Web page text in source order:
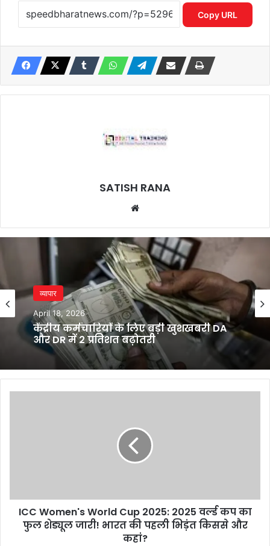
Copy URL
SATISH RANA
व्यापार
April 18, 2026
केंद्रीय कर्मचारियों के लिए बड़ी खुशखबरी DA
और DR में 2 प्रतिशत बढ़ोतरी
का
फुल
शेड्यूल
ICC Women's World Cup 2025: 2025 वर्ल्ड कप का
फुल शेड्यूल जारी! भारत की पहली भिड़ंत किससे और
कहां?